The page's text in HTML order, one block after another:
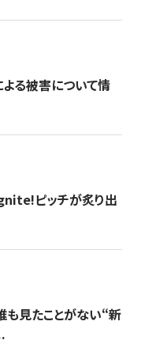
よる被害について情
ピッチが炙り出
も見たことがない“新